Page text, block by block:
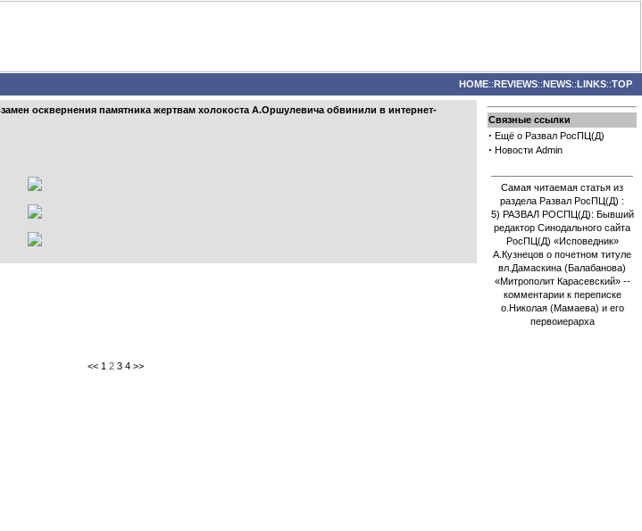
HOME::REVIEWS::NEWS::LINKS::TOP
памятника жертвам холокоста А.Оршулевича обвинили в интернет-
Связные ссылки
· Ещё о Развал РосПЦ(Д)
· Новости Admin
Самая читаемая статья из
раздела Развал РосПЦ(Д) :
5) РАЗВАЛ РОСПЦ(Д): Бывший
редактор Синодального сайта
РосПЦ(Д) «Исповедник»
А.Кузнецов о почетном титуле
вл.Дамаскина (Балабанова)
«Митрополит Карасевский» --
комментарии к переписке
о.Николая (Мамаева) и его
первоиерарха
<< 1 2 3 4 >>